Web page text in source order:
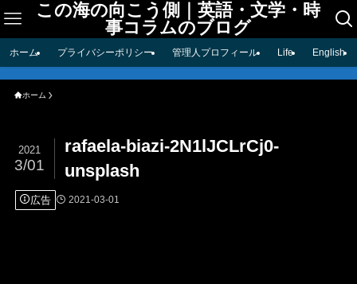
この海の向こう側｜英語・文学・時
事コラムのブログ
ホーム プライバシーポリシー 管理人プロフィール Life English
ホーム
rafaela-biazi-2N1lJCLrCj0-
unsplash
2021
3/01
広告 2021-03-01